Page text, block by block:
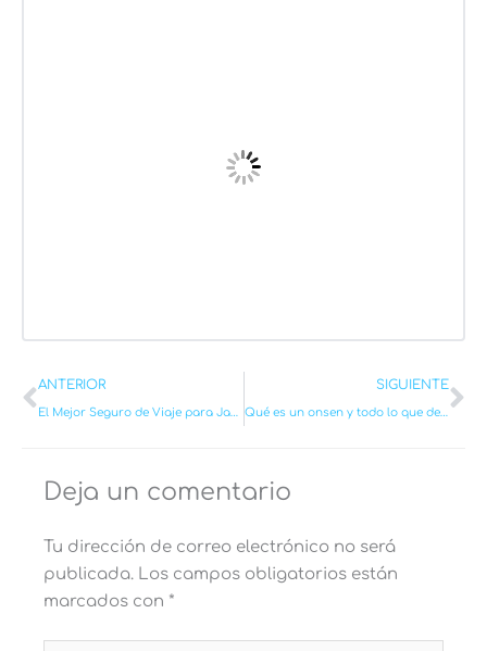
Ant
ANTERIOR
El Mejor Seguro de Viaje para Japón en 2026 + Descuentos
SIGUIENTE
Qué es un onsen y todo lo que debes saber antes de ir
Deja un comentario
Tu dirección de correo electrónico no será
publicada. Los campos obligatorios están
marcados con *